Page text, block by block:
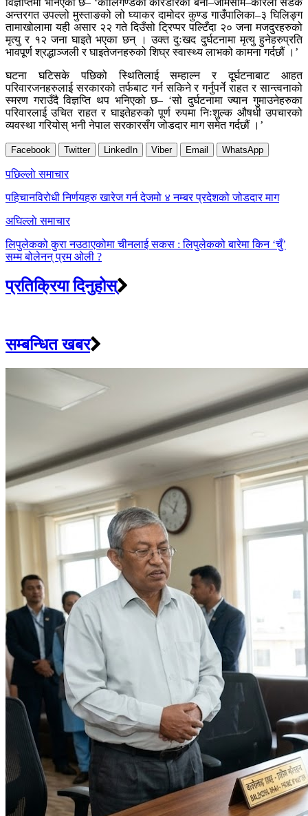
विज्ञप्तिमा भनिएको छ– ‘कालिगण्डकी करिडोरको बेनी–जोमसोम–कोरला सडक
अन्तरगत उपल्लो मुस्ताङको लो घ्याकर दामोदर कुण्ड गाउँपालिका–३ घिलिङ्ग
तामाखोलामा यही असार २२ गते दिउँसो ट्रिप्पर पल्टिँदा २० जना मजदुरहरुको
मृत्यु र १२ जना घाइते भएका छन् । उक्त दुःखद दुर्घटनामा मृत्यु हुनेहरुप्रति
भावपूर्ण श्रद्धाञ्जली र घाइतेजनहरुको शिघ्र स्वास्थ्य लाभको कामना गर्दछौं ।’
घटना घटिसके पछिको स्थितिलाई सम्हाल्न र दूर्घटनाबाट आहत
परिवारजनहरुलाई सरकारको तर्फबाट गर्न सकिने र गर्नुपर्ने राहत र सान्त्वनाको
स्मरण गराउँदै विज्ञप्ति थप भनिएको छ– ‘सो दुर्घटनामा ज्यान गुमाउनेहरुका
परिवारलाई उचित राहत र घाइतेहरुको पूर्ण रुपमा निःशुल्क औषधी उपचारको
व्यवस्था गरियोस् भनी नेपाल सरकारसँग जोडदार माग समेत गर्दछौं ।’
Facebook Twitter LinkedIn Viber Email WhatsApp
Post
navigation
पछिल्लाे समाचार
पहिचानविरोधी निर्णयहरु खारेज गर्न देजमो ४ नम्बर प्रदेशको जोडदार माग
अघिल्लाे समाचार
लिपुलेकको कुरा नउठाएकोमा चीनलाई सकस : लिपुलेकको बारेमा किन ‘चुँ’
सम्म बोलेनन् प्रम ओली ?
प्रतिक्रिया दिनुहोस्
सम्बन्धित खबर